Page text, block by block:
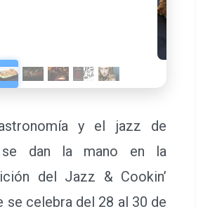
del Jazz & Cookin’
Veles e Vents del
Este evento es el
de la vanguardia de
jazz y cocina. Podrás
un festival en el que se va
forma natural por un